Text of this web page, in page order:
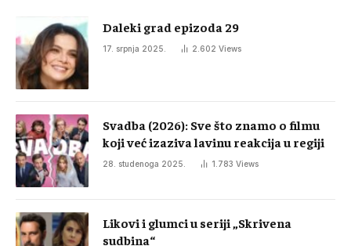
Daleki grad epizoda 29
17. srpnja 2025. 2.602 Views
Svadba (2026): Sve što znamo o filmu
koji već izaziva lavinu reakcija u regiji
28. studenoga 2025. 1.783 Views
Likovi i glumci u seriji „Skrivena
sudbina“